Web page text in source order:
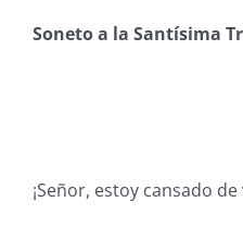
Soneto a la Santísima
¡Señor, estoy cansado de